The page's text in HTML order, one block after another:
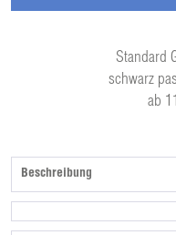
Standard
schwarz
ab
Beschreibung